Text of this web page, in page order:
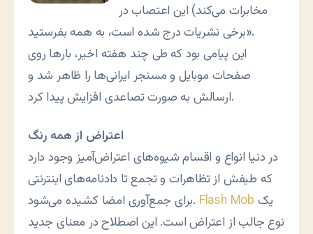
مخابرات می‌کند) این اعتصاب در
برخی نشریات درج شده است، به همه بفرستید».
این پیامی بود که طی چند هفته اخیر، بارها روی
صفحات موبایل و مسنجر ایرانی‌ها را ظاهر شد و
ارسالش به صورت تصاعدی افزایش پیدا کرد.
اعتراض از همه رنگ
در دنیا انواع و اقسام شیوه‌های اعتراض‌آمیز وجود دارد
که طیفش از تظاهرات و تجمع تا دادنامه‌های اینترنتی
برای جمع‌آوری امضا کشیده می‌شود. Flash Mob
نوع جالب از اعتراض است. این اصطلاح در معنای جدید